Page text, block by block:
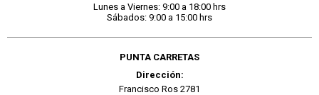
Lunes a Viernes: 9:00 a 18:00 hrs
Sábados: 9:00 a 15:00 hrs
PUNTA CARRETAS
Dirección:
Francisco Ros 2781